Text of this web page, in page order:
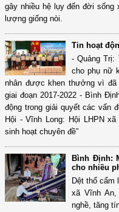
gây nhiều hệ lụy đến đời
lượng giống nòi.
Tin hoạt
- Quảng Trị:
cho phụ nữ
nhân được khen thưởng vì
giai đoạn 2017-2022 - Bình
động trong giải quyết các vấn
Hội - Vĩnh Long: Hội LHPN
sinh hoạt chuyên đề”
Bình Định:
cho nhiều
Dệt thổ cẩm
xã Vĩnh
nghề, tăng